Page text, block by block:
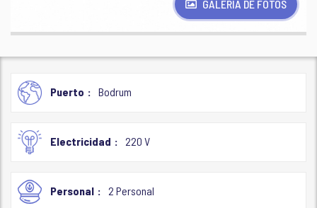
GALERÍA DE FOTOS
Puerto Bodrum
Electricidad 220 V
Personal 2 Personal